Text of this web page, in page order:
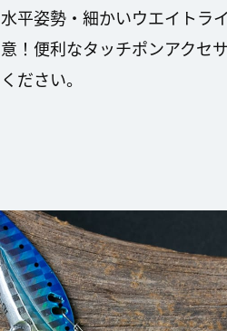
水平姿勢・細かいウエイトラ
意！便利なタッチポンアクセ
ください。